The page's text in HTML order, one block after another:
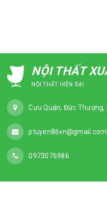
NỘI THẤT
NỘI THẤT HIỆN ĐẠI
Cựu Quán, Đức Thượng,
ptuyen86vn@gmail.com
0973076986